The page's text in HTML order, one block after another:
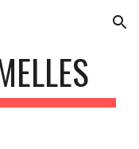
Skip to navigation